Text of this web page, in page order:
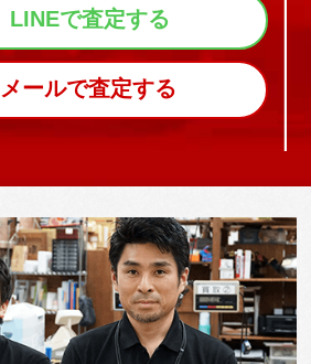
LINEで査定する
メールで査定する